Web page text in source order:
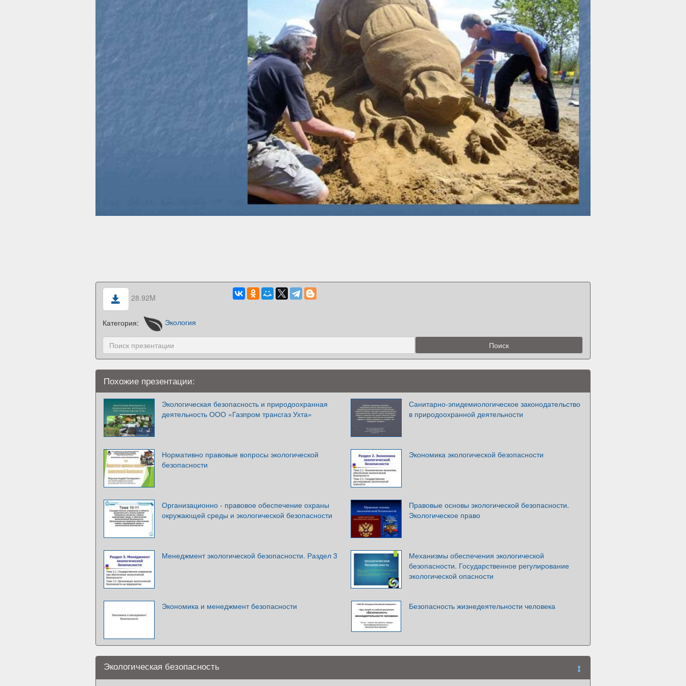
28.92M
Категория: Экология
Похожие презентации:
Экологическая безопасность и природоохранная
деятельность ООО «Газпром трансгаз Ухта»
Санитарно-эпидемиологическое законодательство
в природоохранной деятельности
Нормативно правовые вопросы экологической
безопасности
Экономика экологической безопасности
Организационно - правовое обеспечение охраны
окружающей среды и экологической безопасности
Правовые основы экологической безопасности.
Экологическое право
Менеджмент экологической безопасности. Раздел 3
Механизмы обеспечения экологической
безопасности. Государственное регулирование
экологической опасности
Экономика и менеджмент безопасности Безопасность жизнедеятельности человека
Экологическая безопасность